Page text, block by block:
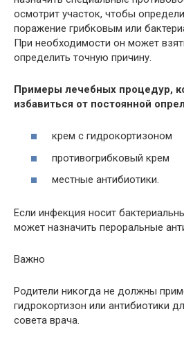
осмотрит участок, чтобы
поражение грибковым или
При необходимости он может
определить точную причину.
Примеры лечебных процедур,
избавиться от постоянной
крем с гидрокортизоном
противогрибковый крем
местные антибиотики.
Если инфекция носит
может назначить пероральные
Важно
Родители никогда не должны
гидрокортизон или антибиотики
совета врача.